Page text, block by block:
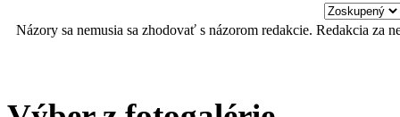
Názory sa nemusia sa zhodovať s názorom redakcie. Redakcia za